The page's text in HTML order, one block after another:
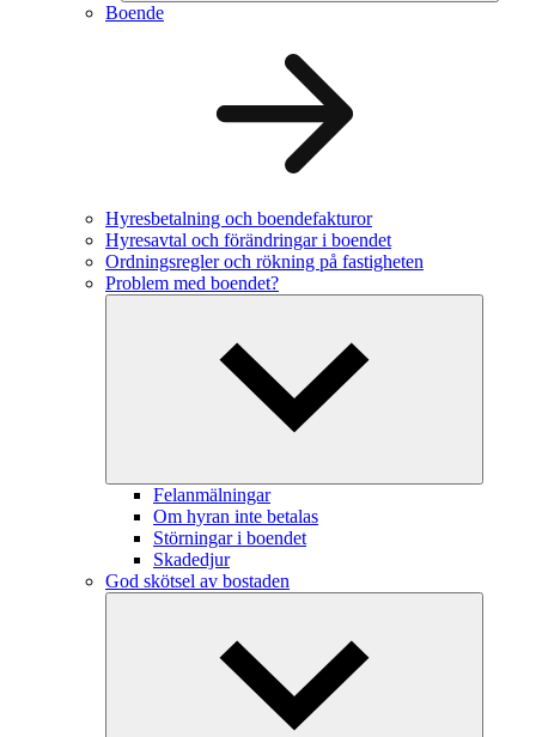
Boende
Hyresbetalning och boendefakturor
Hyresavtal och förändringar i boendet
Ordningsregler och rökning på fastigheten
Problem med boendet?
Felanmälningar
Om hyran inte betalas
Störningar i boendet
Skadedjur
God skötsel av bostaden